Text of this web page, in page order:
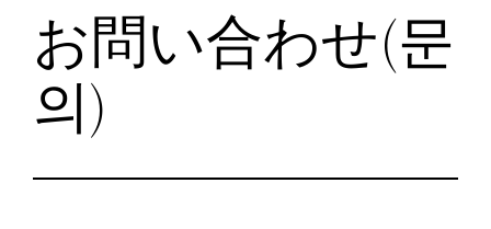
お問い合わせ(문
의)